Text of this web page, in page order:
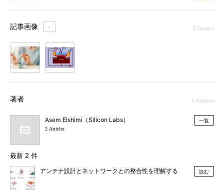
記事画像 ＋ 2 Images
著者 1 Authors
Asem Elshimi（Silicon Labs）
2 Articles
一覧
最新 2 件
アンテナ設計とネットワークとの整合性を理解する 読む